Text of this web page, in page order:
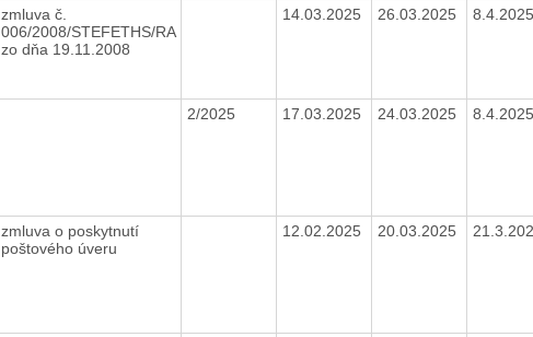
zmluva č.
006/2008/STEFETHS/RA
zo dňa 19.11.2008
14.03.2025 26.03.2025
2/2025 17.03.2025 24.03.2025
zmluva o poskytnutí
poštového úveru
12.02.2025 20.03.2025